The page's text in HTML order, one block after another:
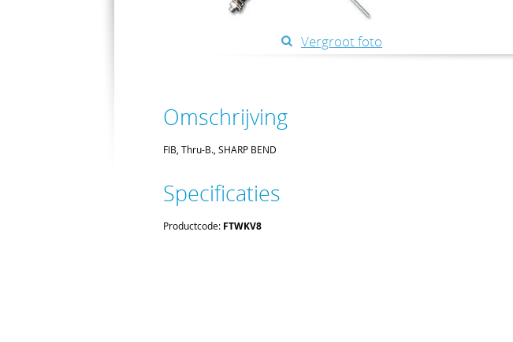
Vergroot foto
Omschrijving
FIB, Thru-B., SHARP BEND
Specificaties
Productcode: FTWKV8